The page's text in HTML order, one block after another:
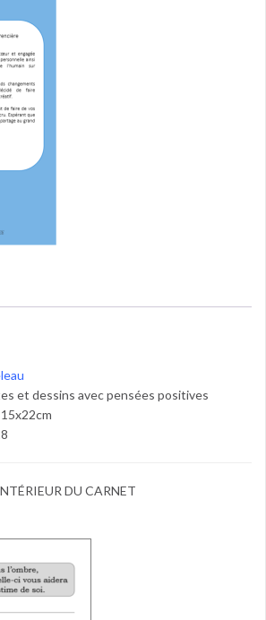
et dessins avec pensées positives
DU CARNET